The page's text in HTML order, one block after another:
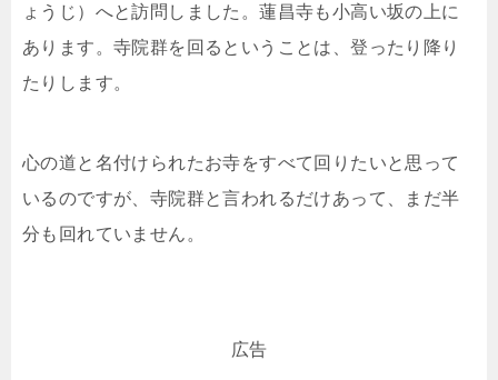
ょうじ）へと訪問しました。蓮昌寺も小高い坂の上に
あります。寺院群を回るということは、登ったり降り
たりします。
心の道と名付けられたお寺をすべて回りたいと思って
いるのですが、寺院群と言われるだけあって、まだ半
分も回れていません。
広告